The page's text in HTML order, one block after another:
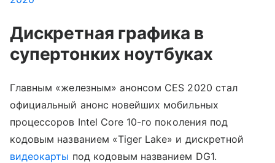
Дискретная графика в
супертонких ноутбуках
Главным «железным» анонсом CES 2020 стал
официальный анонс новейших мобильных
процессоров Intel Core 10-го поколения под
кодовым названием «Tiger Lake» и дискретной
видеокарты под кодовым названием DG1.